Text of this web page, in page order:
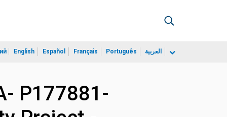
English Español Français Português العربية
P177881-